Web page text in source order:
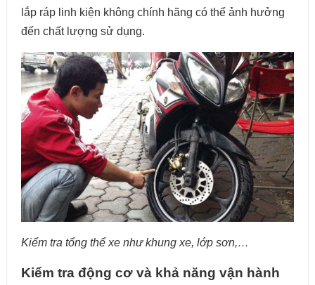
lắp ráp linh kiện không chính hãng có thể ảnh hưởng
đến chất lượng sử dụng.
Kiểm tra tổng thể xe như khung xe, lớp sơn,…
Kiểm tra động cơ và khả năng vận hành